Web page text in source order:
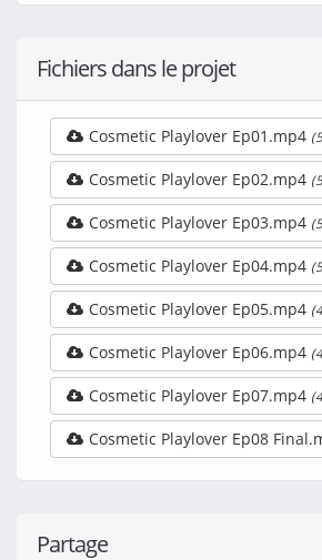
Fichiers dans le projet
Cosmetic Playlover Ep01.mp4
Cosmetic Playlover Ep02.mp4
Cosmetic Playlover Ep03.mp4
Cosmetic Playlover Ep04.mp4
Cosmetic Playlover Ep05.mp4
Cosmetic Playlover Ep06.mp4
Cosmetic Playlover Ep07.mp4
Cosmetic Playlover Ep08
Partage